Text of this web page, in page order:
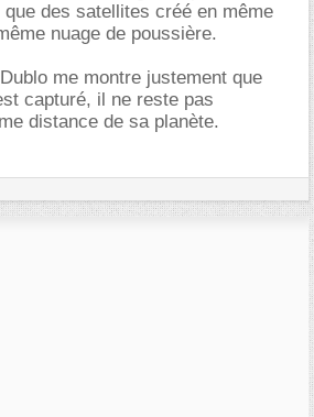
des satellites créé en même
nuage de poussière.
me montre justement que
capturé, il ne reste pas
distance de sa planète.